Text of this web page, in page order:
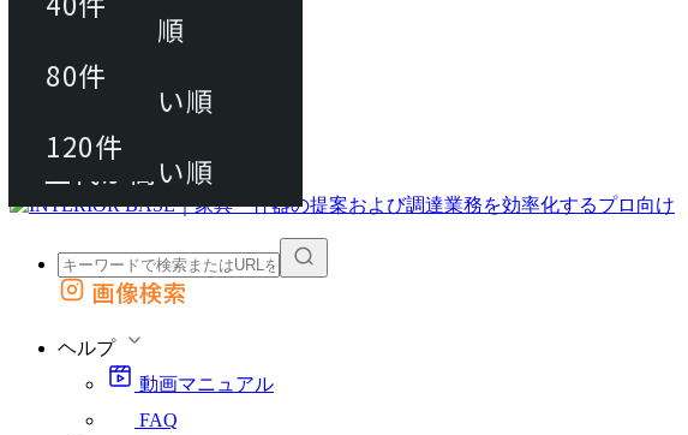
動画マニュアル
FAQ
カート
外部サイトの商品をカートに追加
画像検索
ヘルプ
動画マニュアル
FAQ
80件
120件
おすすめ順
上代が安い順
上代が高い順
80件
120件